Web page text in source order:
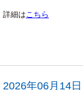
詳細は こちら
2026年06月14日